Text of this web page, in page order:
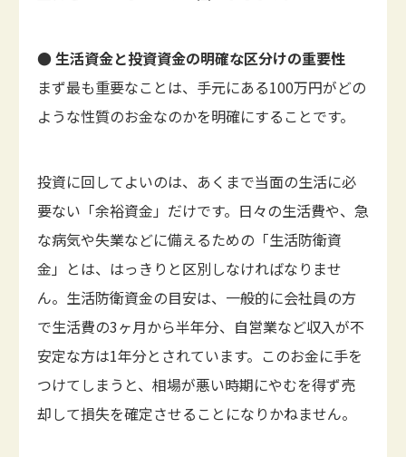
● 生活資金と投資資金の明確な区分けの重要性
まず最も重要なことは、手元にある100万円がどの
ような性質のお金なのかを明確にすることです。
投資に回してよいのは、あくまで当面の生活に必
要ない「余裕資金」だけです。日々の生活費や、急
な病気や失業などに備えるための「生活防衛資
金」とは、はっきりと区別しなければなりませ
ん。生活防衛資金の目安は、一般的に会社員の方
で生活費の3ヶ月から半年分、自営業など収入が不
安定な方は1年分とされています。このお金に手を
つけてしまうと、相場が悪い時期にやむを得ず売
却して損失を確定させることになりかねません。